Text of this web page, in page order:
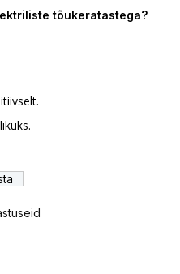
tõukeratastega?